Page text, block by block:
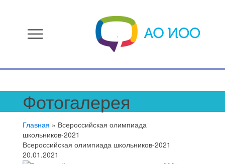
menu
Фотогалерея
Главная » Всероссийская олимпиада
школьников-2021
Всероссийская олимпиада школьников-2021
20.01.2021